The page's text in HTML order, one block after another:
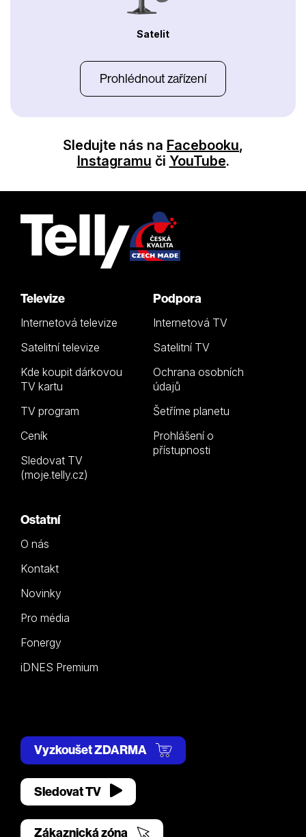
Satelit
Prohlédnout zařízení
Sledujte nás na Facebooku,
Instagramu či YouTube.
Televize
Internetová televize
Satelitní televize
Kde koupit dárkovou
TV kartu
TV program
Ceník
Sledovat TV
(moje.telly.cz)
Podpora
Internetová TV
Satelitní TV
Ochrana osobních
údajů
Šetříme planetu
Prohlášení o
přístupnosti
Ostatní
O nás
Kontakt
Novinky
Pro média
Fonergy
iDNES Premium
Vyzkoušet ZDARMA
Sledovat TV
Zákaznická zóna